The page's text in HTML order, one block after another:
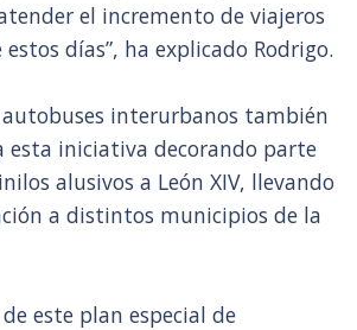
el incremento de viajeros
días”, ha explicado Rodrigo.
interurbanos también
esta iniciativa decorando parte
alusivos a León XIV, llevando
a distintos municipios de la
este plan especial de